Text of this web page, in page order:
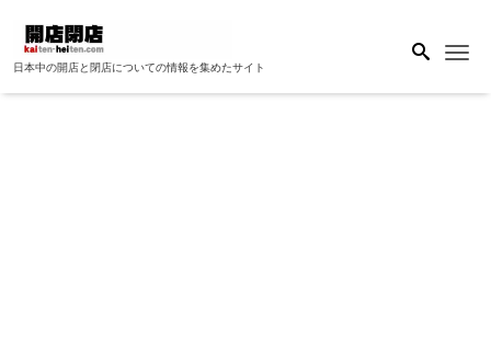
日本中の開店と閉店についての情報を集めたサイト